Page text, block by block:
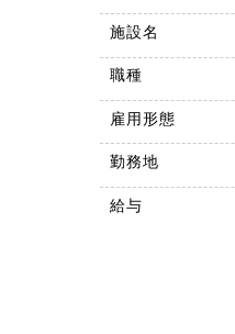
施設名
職種
雇用形態
勤務地
給与